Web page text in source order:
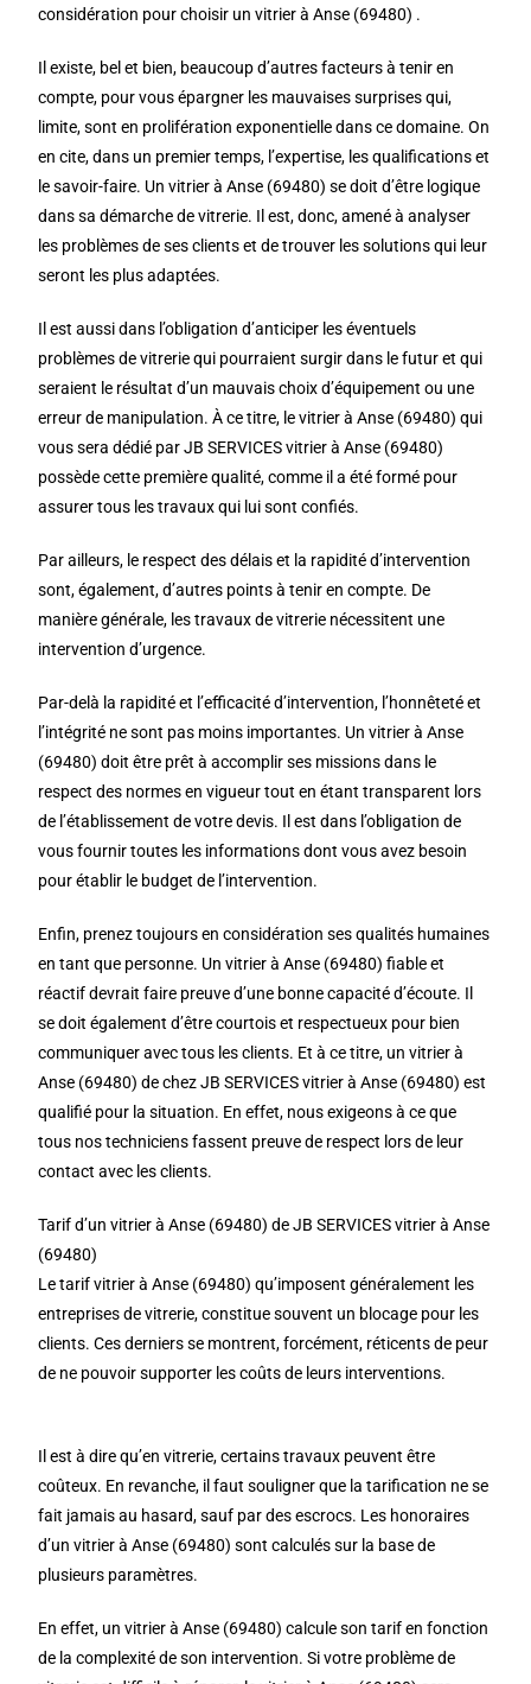
considération pour choisir un vitrier à Anse (69480) .
Il existe, bel et bien, beaucoup d’autres facteurs à tenir en
compte, pour vous épargner les mauvaises surprises qui,
limite, sont en prolifération exponentielle dans ce domaine. On
en cite, dans un premier temps, l’expertise, les qualifications et
le savoir-faire. Un vitrier à Anse (69480) se doit d’être logique
dans sa démarche de vitrerie. Il est, donc, amené à analyser
les problèmes de ses clients et de trouver les solutions qui leur
seront les plus adaptées.
Il est aussi dans l’obligation d’anticiper les éventuels
problèmes de vitrerie qui pourraient surgir dans le futur et qui
seraient le résultat d’un mauvais choix d’équipement ou une
erreur de manipulation. À ce titre, le vitrier à Anse (69480) qui
vous sera dédié par JB SERVICES vitrier à Anse (69480)
possède cette première qualité, comme il a été formé pour
assurer tous les travaux qui lui sont confiés.
Par ailleurs, le respect des délais et la rapidité d’intervention
sont, également, d’autres points à tenir en compte. De
manière générale, les travaux de vitrerie nécessitent une
intervention d’urgence.
Par-delà la rapidité et l’efficacité d’intervention, l’honnêteté et
l’intégrité ne sont pas moins importantes. Un vitrier à Anse
(69480) doit être prêt à accomplir ses missions dans le
respect des normes en vigueur tout en étant transparent lors
de l’établissement de votre devis. Il est dans l’obligation de
vous fournir toutes les informations dont vous avez besoin
pour établir le budget de l’intervention.
Enfin, prenez toujours en considération ses qualités humaines
en tant que personne. Un vitrier à Anse (69480) fiable et
réactif devrait faire preuve d’une bonne capacité d’écoute. Il
se doit également d’être courtois et respectueux pour bien
communiquer avec tous les clients. Et à ce titre, un vitrier à
Anse (69480) de chez JB SERVICES vitrier à Anse (69480) est
qualifié pour la situation. En effet, nous exigeons à ce que
tous nos techniciens fassent preuve de respect lors de leur
contact avec les clients.
Tarif d’un vitrier à Anse (69480) de JB SERVICES vitrier à Anse
(69480)
Le tarif vitrier à Anse (69480) qu’imposent généralement les
entreprises de vitrerie, constitue souvent un blocage pour les
clients. Ces derniers se montrent, forcément, réticents de peur
de ne pouvoir supporter les coûts de leurs interventions.
Il est à dire qu’en vitrerie, certains travaux peuvent être
coûteux. En revanche, il faut souligner que la tarification ne se
fait jamais au hasard, sauf par des escrocs. Les honoraires
d’un vitrier à Anse (69480) sont calculés sur la base de
plusieurs paramètres.
En effet, un vitrier à Anse (69480) calcule son tarif en fonction
de la complexité de son intervention. Si votre problème de